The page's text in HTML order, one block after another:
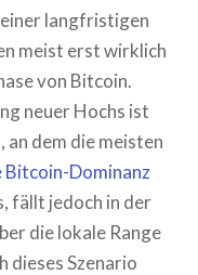
langfristigen
meist erst wirklich
von Bitcoin.
neuer Hochs ist
dem die meisten
Bitcoin-Dominanz
fällt jedoch in der
die lokale Range
dieses Szenario